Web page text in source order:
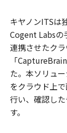
キヤノンITSは
Cogent Labsの
連携させたク
「
た。本ソリュ
をクラウド上
行い、確認し
す。